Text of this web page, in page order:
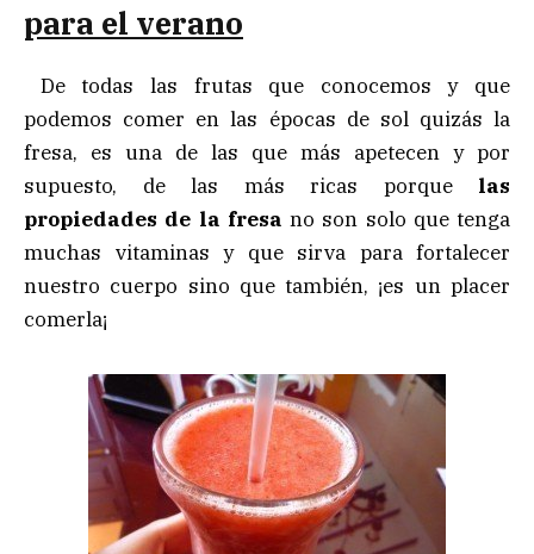
para el verano
De todas las frutas que conocemos y que
podemos comer en las épocas de sol quizás la
fresa, es una de las que más apetecen y por
supuesto, de las más ricas porque las
propiedades de la fresa no son solo que tenga
muchas vitaminas y que sirva para fortalecer
nuestro cuerpo sino que también, ¡es un placer
comerla¡